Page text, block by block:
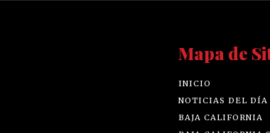
Mapa de
INICIO
NOTICIAS DEL DÍA
BAJA CALIFORNIA